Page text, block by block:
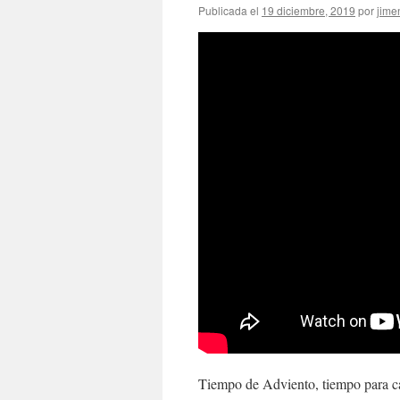
Publicada el 19 diciembre, 2019 por
Tiempo de Adviento, tiempo para